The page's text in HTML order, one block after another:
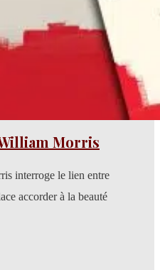
Morris
interroge le lien entre
accorder à la beauté